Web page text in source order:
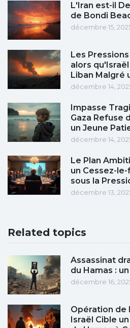
L'Iran est-il
de Bondi
décembre 15,
Les
alors
Liban Malgré
décembre 14,
Impasse
Gaza Refuse
un Jeune
décembre 14,
Le Plan
un Cessez-
sous la
décembre 13,
Related topics
Assassinat
du Hamas :
décembre 16,
Opération de
Israël Cible